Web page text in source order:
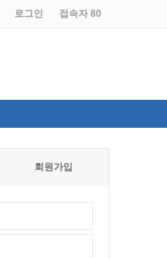
로그인 접속자 80
회원가입